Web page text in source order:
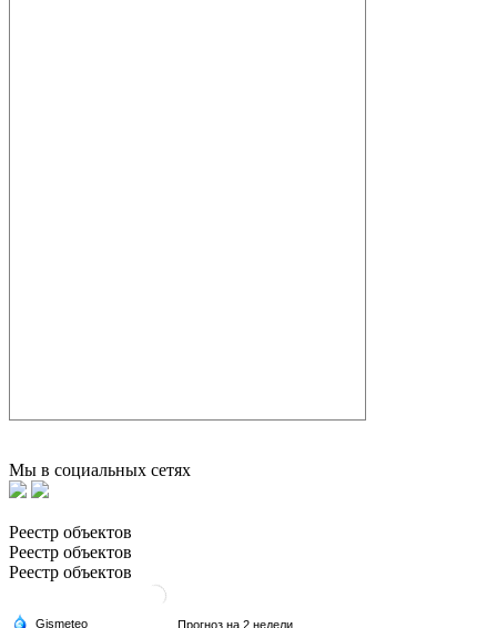
Мы в социальных сетях
Реестр объектов
Реестр объектов
Реестр объектов